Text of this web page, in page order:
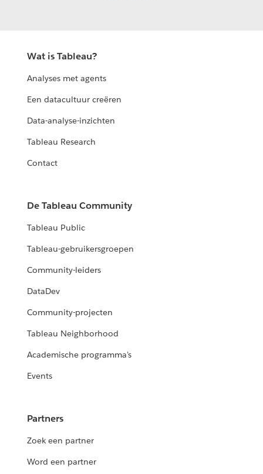
Wat is Tableau?
Analyses met agents
Een datacultuur creëren
Data-analyse-inzichten
Tableau Research
Contact
De Tableau Community
Tableau Public
Tableau-gebruikersgroepen
Community-leiders
DataDev
Community-projecten
Tableau Neighborhood
Academische programma's
Events
Partners
Zoek een partner
Word een partner